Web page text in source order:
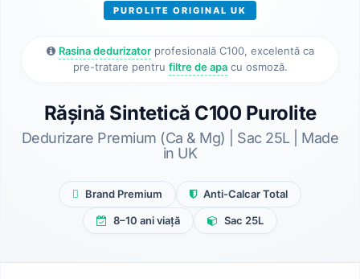
PUROLITE ORIGINAL UK
Rasina dedurizatorprofesională C100, excelentă ca
pre-tratare pentru filtre de apacu osmoză.
Rășină Sintetică C100 Purolite
Dedurizare Premium (Ca & Mg) | Sac 25L | Made
in UK
Brand Premium Anti-Calcar Total
8–10 ani viață Sac 25L